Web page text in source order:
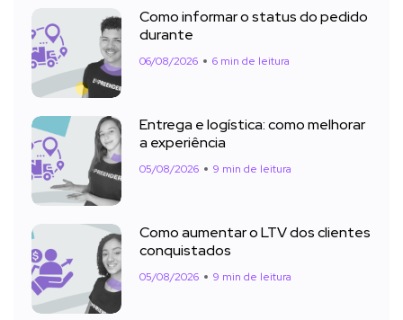
Como informar o status do pedido
durante
06/08/2026 6 min de leitura
Entrega e logística: como melhorar
a experiência
05/08/2026 9 min de leitura
Como aumentar o LTV dos clientes
conquistados
05/08/2026 9 min de leitura